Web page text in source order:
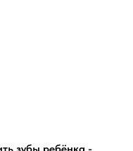
зубы ребёнка -